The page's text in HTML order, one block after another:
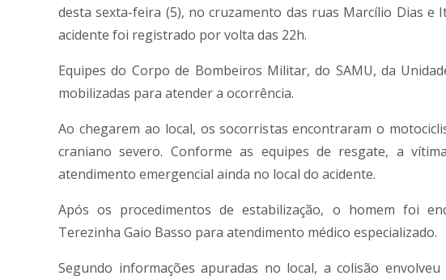
desta sexta-feira (5), no cruzamento das ruas Marcílio Dias e
acidente foi registrado por volta das 22h.
Equipes do Corpo de Bombeiros Militar, do SAMU, da
mobilizadas para atender a ocorrência.
Ao chegarem ao local, os socorristas encontraram o
craniano severo. Conforme as equipes de resgate, a
atendimento emergencial ainda no local do acidente.
Após os procedimentos de estabilização, o homem foi
Terezinha Gaio Basso para atendimento médico especializado.
Segundo informações apuradas no local, a colisão